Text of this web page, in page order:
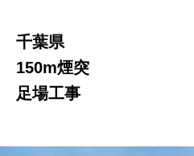
千葉県
150m煙突
足場工事